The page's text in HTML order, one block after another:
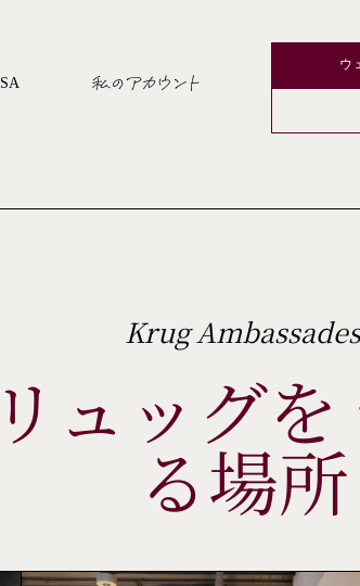
私のアカウント
ウ
Krug Ambassades
ュッグ
る場所